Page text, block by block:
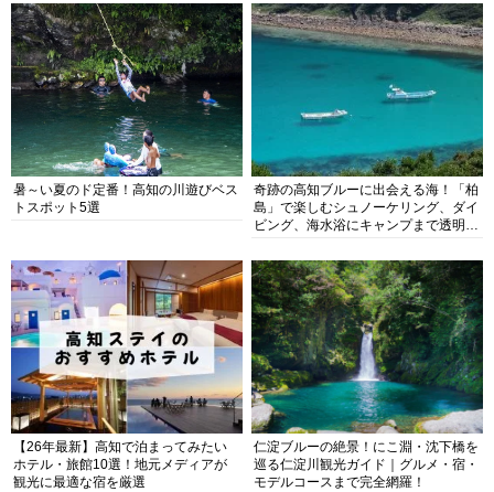
暑～い夏のド定番！高知の川遊びベス
トスポット5選
奇跡の高知ブルーに出会える海！「柏
島」で楽しむシュノーケリング、ダイ
ビング、海水浴にキャンプまで透明度
【26年最新】高知で泊まってみたい
ホテル・旅館10選！地元メディアが
観光に最適な宿を厳選
仁淀ブルーの絶景！にこ淵・沈下橋を
巡る仁淀川観光ガイド｜グルメ・宿・
モデルコースまで完全網羅！